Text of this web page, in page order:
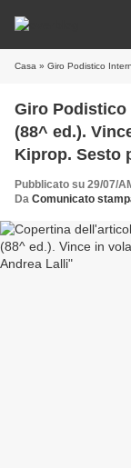
Casa » Giro Podistico Internazionale
Giro Podistico
(88^ ed.).
Kiprop. Sesto
Pubblicato su 29/07/
Da Comunicato